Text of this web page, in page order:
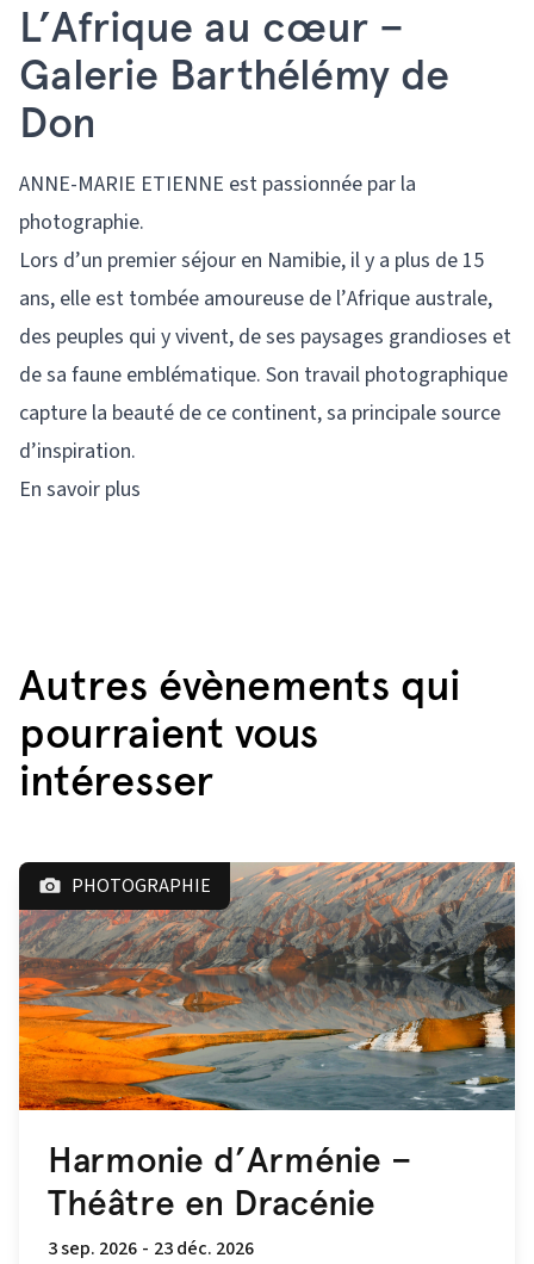
L’Afrique au cœur –
Galerie Barthélémy de
Don
ANNE-MARIE ETIENNE est passionnée par la
photographie.
Lors d’un premier séjour en Namibie, il y a plus de 15
ans, elle est tombée amoureuse de l’Afrique australe,
des peuples qui y vivent, de ses paysages grandioses et
de sa faune emblématique. Son travail photographique
capture la beauté de ce continent, sa principale source
d’inspiration.
En savoir plus
Autres évènements qui
pourraient vous
intéresser
PHOTOGRAPHIE
Harmonie d’Arménie –
Théâtre en Dracénie
3 sep. 2026 - 23 déc. 2026